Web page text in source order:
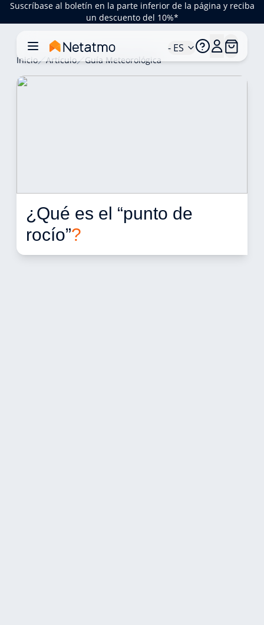
Suscríbase al boletín en la parte inferior de la página y reciba
un descuento del 10%*
- ES
Inicio Artículo Guía Meteorológica
¿Qué es el “punto de
rocío”?